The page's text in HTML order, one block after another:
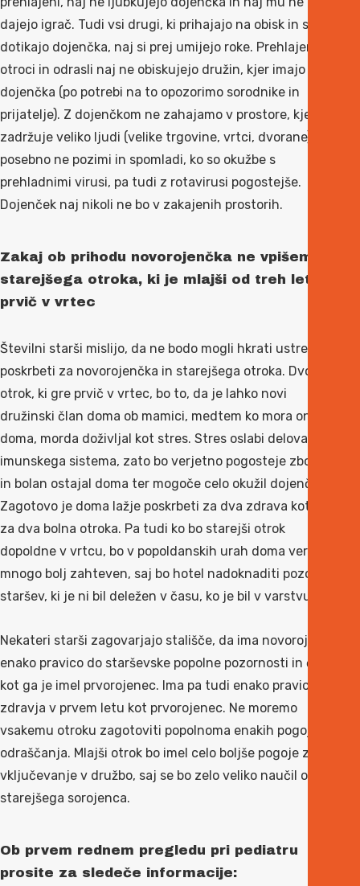
dajejo igrač. Tudi vsi drugi, ki prihajajo na obisk in se
dotikajo dojenčka, naj si prej umijejo roke. Prehlajeni
otroci in odrasli naj ne obiskujejo družin, kjer imajo
dojenčka (po potrebi na to opozorimo sorodnike in
prijatelje). Z dojenčkom ne zahajamo v prostore, kjer se
zadržuje veliko ljudi (velike trgovine, vrtci, dvorane),
posebno ne pozimi in spomladi, ko so okužbe s
prehladnimi virusi, pa tudi z rotavirusi pogostejše.
Dojenček naj nikoli ne bo v zakajenih prostorih.
Zakaj ob prihodu novorojenčka ne vpišemo
starejšega otroka, ki je mlajši od treh let,
prvič v vrtec
Številni starši mislijo, da ne bodo mogli hkrati ustrezno
poskrbeti za novorojenčka in starejšega otroka. Dvoletni
otrok, ki gre prvič v vrtec, bo to, da je lahko novi
družinski član doma ob mamici, medtem ko mora on od
doma, morda doživljal kot stres. Stres oslabi delovanje
imunskega sistema, zato bo verjetno pogosteje zboleval
in bolan ostajal doma ter mogoče celo okužil dojenčka.
Zagotovo je doma lažje poskrbeti za dva zdrava kot pa
za dva bolna otroka. Pa tudi ko bo starejši otrok
dopoldne v vrtcu, bo v popoldanskih urah doma verjetno
mnogo bolj zahteven, saj bo hotel nadoknaditi pozornost
staršev, ki je ni bil deležen v času, ko je bil v varstvu.
Nekateri starši zagovarjajo stališče, da ima novorojenček
enako pravico do starševske popolne pozornosti in časa,
kot ga je imel prvorojenec. Ima pa tudi enako pravico do
zdravja v prvem letu kot prvorojenec. Ne moremo
vsakemu otroku zagotoviti popolnoma enakih pogojev
odraščanja. Mlajši otrok bo imel celo boljše pogoje za
vključevanje v družbo, saj se bo zelo veliko naučil od
starejšega sorojenca.
Ob prvem rednem pregledu pri pediatru
prosite za sledeče informacije: